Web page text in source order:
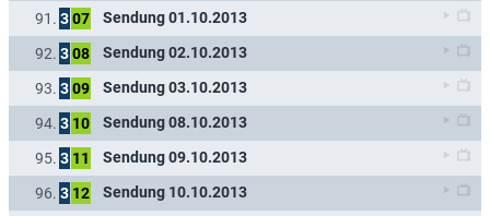
91. 307 Sendung 01.10.2013
92. 308 Sendung 02.10.2013
93. 309 Sendung 03.10.2013
94. 3 10 Sendung 08.10.2013
95. 3 11 Sendung 09.10.2013
96. 3 12 Sendung 10.10.2013